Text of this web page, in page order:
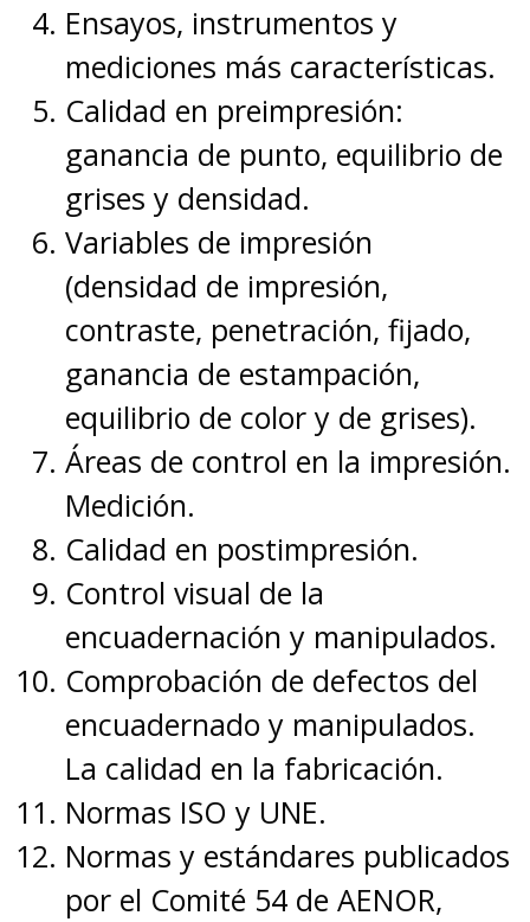
Ensayos, instrumentos y
mediciones más características.
Calidad en preimpresión:
ganancia de punto, equilibrio de
grises y densidad.
Variables de impresión
(densidad de impresión,
contraste, penetración, fijado,
ganancia de estampación,
equilibrio de color y de grises).
Áreas de control en la impresión.
Medición.
Calidad en postimpresión.
Control visual de la
encuadernación y manipulados.
Comprobación de defectos del
encuadernado y manipulados.
La calidad en la fabricación.
Normas ISO y UNE.
Normas y estándares publicados
por el Comité 54 de AENOR,